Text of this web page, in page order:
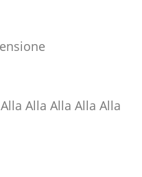
Alla Alla Alla Alla